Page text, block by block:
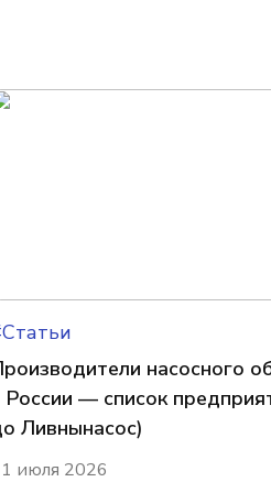
насосного
России — список
Ливнынасос)
июля 2026